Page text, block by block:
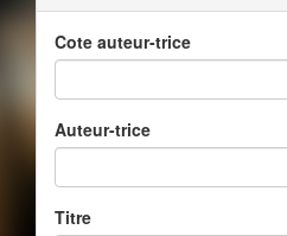
Cote auteur-trice
Auteur-trice
Titre